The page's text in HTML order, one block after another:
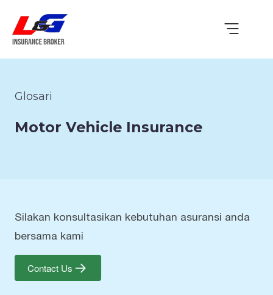
Glosari
Motor Vehicle Insurance
Silakan konsultasikan kebutuhan asuransi anda
bersama kami
Contact Us